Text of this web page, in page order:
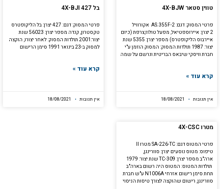
טווין סטאר 4X-BJW
פרטי המסוק: דגם: AS.355F-2 אקורוויל
2 יצרן: איירוספטיאל, מפעל טולוז,צרפת (כיום
איירבוס הליקופטרס) מספר יצרן: 5355 שנת
יצור: 1987 תולדות המסוק: המסוק הוזמן ע"י
חברת וויסקי שיבאס הבריטית ונרשם על שמה
קרא עוד »
אין תגובות
בל 4X-BJI 427
פרטי המסוק: דגם: 427 יצרן: בל הליקופטרס
טקסטרון, קנדה מספר יצרן: 56023 שנת
יצור:2001 תולדות המסוק: לאחר יצורו, הוקצה
למסוק ב-23 בינואר 1991 סימן הרישום
קרא עוד »
אין תגובות
מטרו 4X-CSC
פרטי המטוס דגם: SA-226-TC מטרו II
טיפוס: מטוס נוסעים יצרן: סוורינגן,
ארה"ב מספר יצרן: TC-309 שנת יצור: 1979
תולדות המטוס: המטוס היה רשום בארה"ב
תחת סימן רישום אזרחי N1006A ע"ש חברת
סוורינגן, רישום שהוקצה לצורך טיסות הניסוי